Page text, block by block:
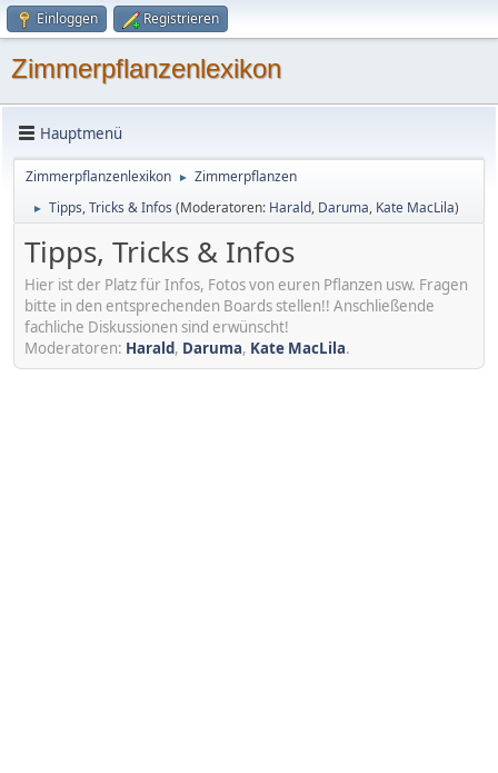
Einloggen Registrieren
Zimmerpflanzenlexikon
Hauptmenü
Zimmerpflanzenlexikon ► Zimmerpflanzen
► Tipps, Tricks & Infos (Moderatoren: Harald, Daruma, Kate MacLila)
Tipps, Tricks & Infos
Hier ist der Platz für Infos, Fotos von euren Pflanzen usw. Fragen
bitte in den entsprechenden Boards stellen!! Anschließende
fachliche Diskussionen sind erwünscht!
Moderatoren: Harald, Daruma, Kate MacLila.